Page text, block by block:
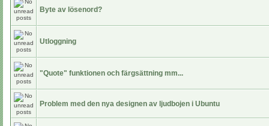
Byte av lösenord?
Utloggning
"Quote" funktionen och färgsättning mm...
Problem med den nya designen av ljudbojen i Ubuntu